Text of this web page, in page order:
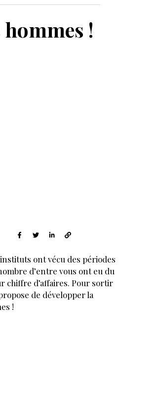
!
ont vécu des périodes
d’entre vous ont eu du
chiffre d’affaires. Pour sortir
de développer la
!